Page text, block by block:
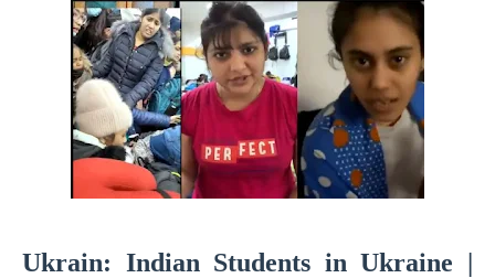
Ukrain: Indian Students in Ukraine |